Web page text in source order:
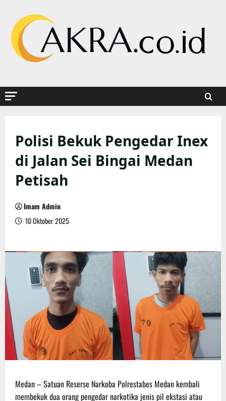
content
Polisi Bekuk Pengedar Inex
di Jalan Sei Bingai Medan
Petisah
Imam Admin
10 Oktober 2025
Medan – Satuan Reserse Narkoba Polrestabes Medan kembali
membekuk dua orang pengedar narkotika jenis pil ekstasi atau